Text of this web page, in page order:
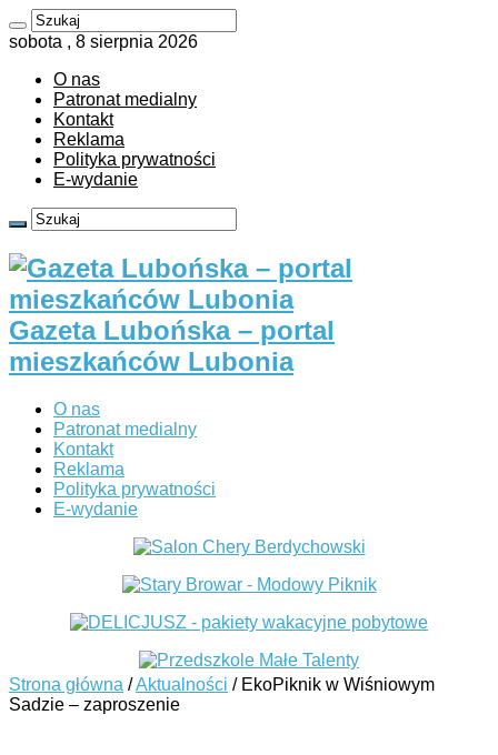
sobota , 8 sierpnia 2026
O nas
Patronat medialny
Kontakt
Reklama
Polityka prywatności
E-wydanie
Gazeta Lubońska – portal
mieszkańców Lubonia
O nas
Patronat medialny
Kontakt
Reklama
Polityka prywatności
E-wydanie
Strona główna /Aktualności / EkoPiknik w Wiśniowym
Sadzie – zaproszenie